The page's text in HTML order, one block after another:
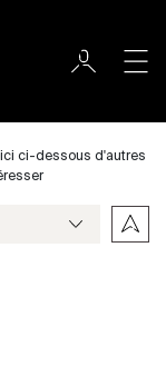
ci-dessous d'autres